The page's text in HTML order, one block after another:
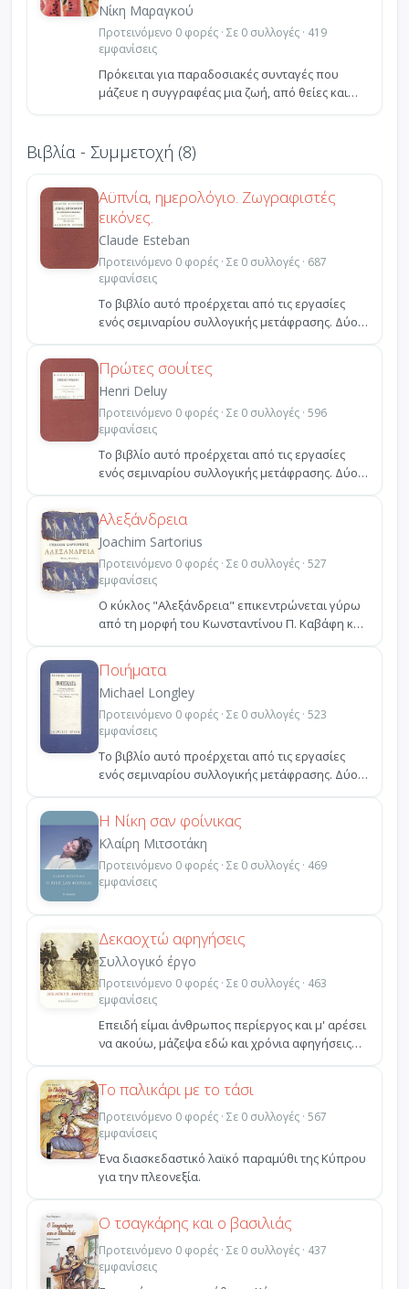
Νίκη Μαραγκού
Προτεινόμενο 0 φορές · Σε 0 συλλογές · 419
εμφανίσεις
Πρόκειται για παραδοσιακές συνταγές που
μάζευε η συγγραφέας μια ζωή, από θείες και
Βιβλία - Συμμετοχή (8)
Αϋπνία, ημερολόγιο. Ζωγραφιστές
εικόνες.
Claude Esteban
Προτεινόμενο 0 φορές · Σε 0 συλλογές · 687
εμφανίσεις
Το βιβλίο αυτό προέρχεται από τις εργασίες
ενός σεμιναρίου συλλογικής μετάφρασης. Δύο
ξένοι ποιητές ...
Πρώτες σουίτες
Henri Deluy
Προτεινόμενο 0 φορές · Σε 0 συλλογές · 596
εμφανίσεις
Το βιβλίο αυτό προέρχεται από τις εργασίες
ενός σεμιναρίου συλλογικής μετάφρασης. Δύο
ξένοι ποιητές ...
Αλεξάνδρεια
Joachim Sartorius
Προτεινόμενο 0 φορές · Σε 0 συλλογές · 527
εμφανίσεις
Ο κύκλος "Αλεξάνδρεια" επικεντρώνεται γύρω
από τη μορφή του Κωνσταντίνου Π. Καβάφη και
της γενέθλιάς...
Ποιήματα
Michael Longley
Προτεινόμενο 0 φορές · Σε 0 συλλογές · 523
εμφανίσεις
Το βιβλίο αυτό προέρχεται από τις εργασίες
ενός σεμιναρίου συλλογικής μετάφρασης. Δύο
ξένοι ποιητές ...
Η Νίκη σαν φοίνικας
Κλαίρη Μιτσοτάκη
Προτεινόμενο 0 φορές · Σε 0 συλλογές · 469
εμφανίσεις
Δεκαοχτώ αφηγήσεις
Συλλογικό έργο
Προτεινόμενο 0 φορές · Σε 0 συλλογές · 463
εμφανίσεις
Επειδή είμαι άνθρωπος περίεργος και μ' αρέσει
να ακούω, μάζεψα εδώ και χρόνια αφηγήσεις
γυναικών. Οι...
Το παλικάρι με το τάσι
Προτεινόμενο 0 φορές · Σε 0 συλλογές · 567
εμφανίσεις
Ένα διασκεδαστικό λαϊκό παραμύθι της Κύπρου
για την πλεονεξία.
Ο τσαγκάρης και ο βασιλιάς
Προτεινόμενο 0 φορές · Σε 0 συλλογές · 437
εμφανίσεις